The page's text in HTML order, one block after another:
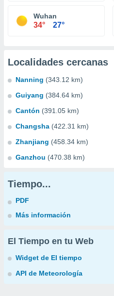
Wuhan
34° 27°
Localidades cercanas
Nanning (343.12 km)
Guiyang (384.64 km)
Cantón (391.05 km)
Changsha (422.31 km)
Zhanjiang (458.34 km)
Ganzhou (470.38 km)
Tiempo...
PDF
Más información
El Tiempo en tu Web
Widget de El tiempo
API de Meteorología